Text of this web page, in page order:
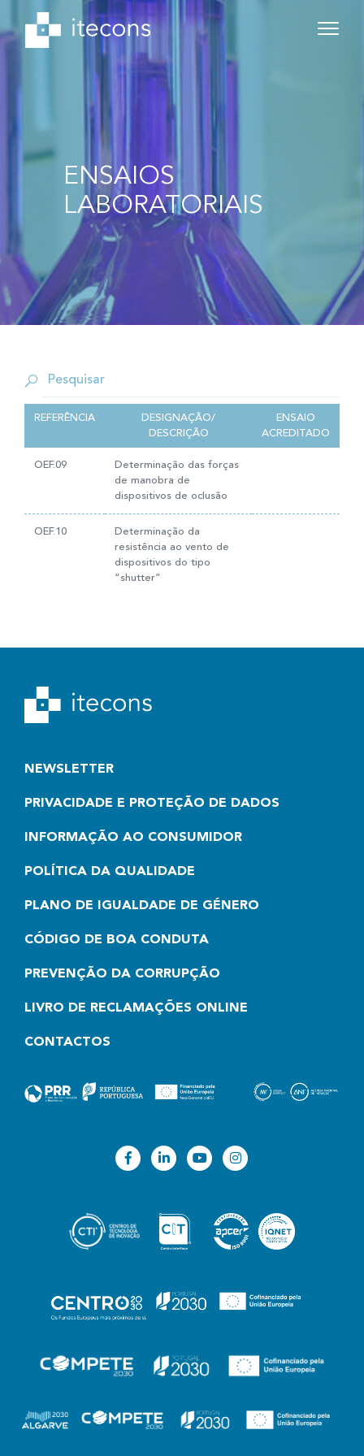
ENSAIOS
LABORATORIAIS
REFERÊNCIA
DESIGNAÇÃO/
DESCRIÇÃO
ENSAIO
ACREDITADO
OEF.09
Determinação das forças
de manobra de
dispositivos de oclusão
OEF.10
Determinação da
resistência ao vento de
dispositivos do tipo
“shutter”
NEWSLETTER
PRIVACIDADE E PROTEÇÃO DE DADOS
INFORMAÇÃO AO CONSUMIDOR
POLÍTICA DA QUALIDADE
PLANO DE IGUALDADE DE GÉNERO
CÓDIGO DE BOA CONDUTA
PREVENÇÃO DA CORRUPÇÃO
LIVRO DE RECLAMAÇÕES ONLINE
CONTACTOS